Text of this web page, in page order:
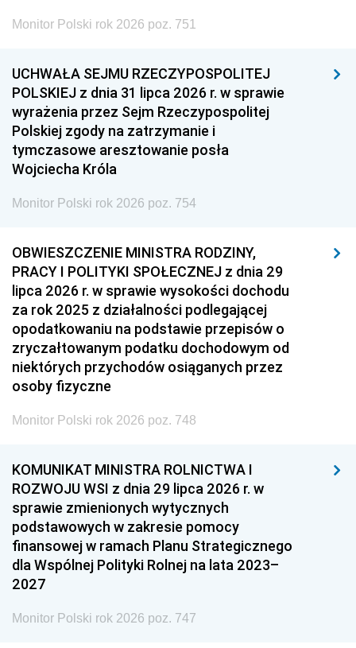
Monitor Polski rok 2026 poz. 751
UCHWAŁA SEJMU RZECZYPOSPOLITEJ
POLSKIEJ z dnia 31 lipca 2026 r. w sprawie
wyrażenia przez Sejm Rzeczypospolitej
Polskiej zgody na zatrzymanie i
tymczasowe aresztowanie posła
Wojciecha Króla
Monitor Polski rok 2026 poz. 754
OBWIESZCZENIE MINISTRA RODZINY,
PRACY I POLITYKI SPOŁECZNEJ z dnia 29
lipca 2026 r. w sprawie wysokości dochodu
za rok 2025 z działalności podlegającej
opodatkowaniu na podstawie przepisów o
zryczałtowanym podatku dochodowym od
niektórych przychodów osiąganych przez
osoby fizyczne
Monitor Polski rok 2026 poz. 748
KOMUNIKAT MINISTRA ROLNICTWA I
ROZWOJU WSI z dnia 29 lipca 2026 r. w
sprawie zmienionych wytycznych
podstawowych w zakresie pomocy
finansowej w ramach Planu Strategicznego
dla Wspólnej Polityki Rolnej na lata 2023–
2027
Monitor Polski rok 2026 poz. 747